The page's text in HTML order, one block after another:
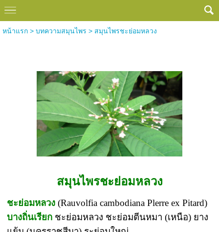
หน้าแรก> บทความสมุนไพร > สมุนไพรชะย่อมหลวง
สมุนไพรชะย่อมหลวง
ชะย่อมหลวง (Rauvolfia cambodiana Plerre ex Pitard)
บางถิ่นเรียก ชะย่อมหลวง ชะย่อมตีนหมา (เหนือ) ยาง